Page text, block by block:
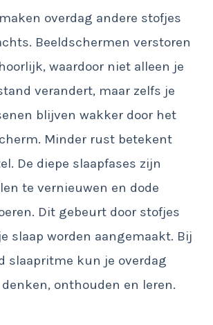
overdag andere stofjes
Beeldschermen verstoren
waardoor niet alleen je
verandert, maar zelfs je
blijven wakker door het
Minder rust betekent
De diepe slaapfases zijn
te vernieuwen en dode
Dit gebeurt door stofjes
slaap worden aangemaakt. Bij
slaapritme kun je overdag
onthouden en leren.